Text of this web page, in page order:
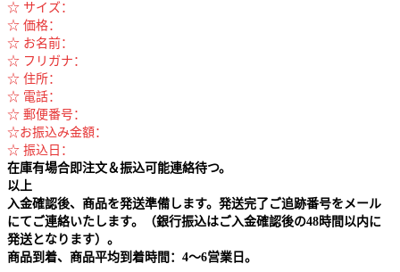
☆ サイズ：
☆ 価格：
☆ お名前：
☆ フリガナ：
☆ 住所：
☆ 電話：
☆ 郵便番号：
☆お振込み金額：
☆ 振込日：
在庫有場合即注文＆振込可能連絡待つ。
以上
入金確認後、商品を発送準備します。発送完了ご追跡番号をメール
にてご連絡いたします。（銀行振込はご入金確認後の48時間以内に
発送となります）。
商品到着、商品平均到着時間：4～6営業日。